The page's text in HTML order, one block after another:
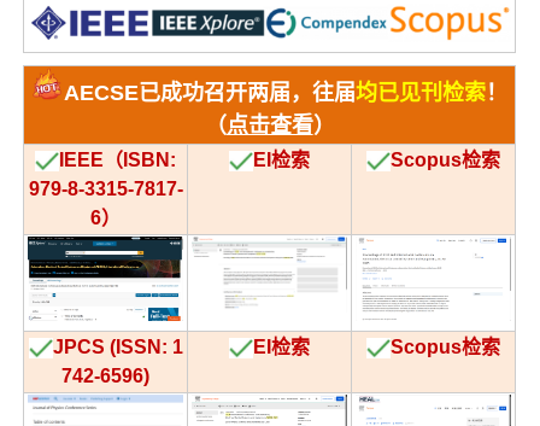
AECSE已成功召开两届，往届均已见刊检索！
（点击查看）
IEEE（ISBN:
979-8-3315-7817-
6）
EI检索 Scopus检索
JPCS (ISSN: 1
742-6596)
EI检索 Scopus检索